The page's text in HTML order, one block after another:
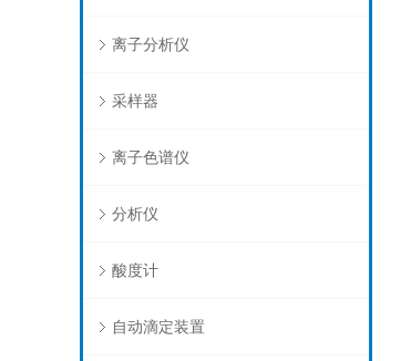
离子分析仪
采样器
离子色谱仪
分析仪
酸度计
自动滴定装置